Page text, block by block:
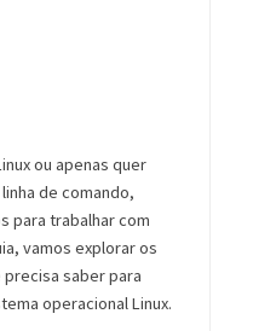
ou apenas quer
de comando,
para trabalhar com
vamos explorar os
saber para
operacional Linux.